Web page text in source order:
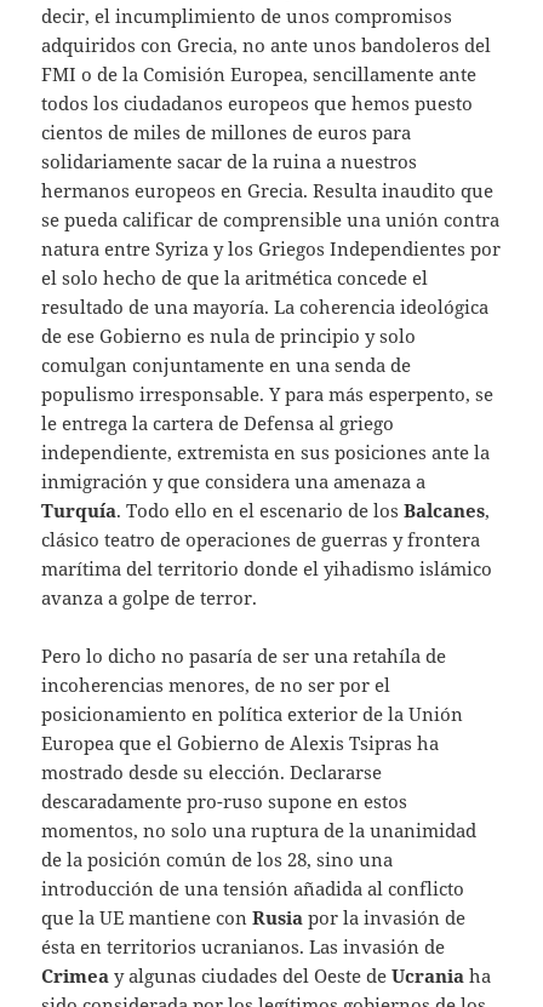
decir, el incumplimiento de unos compromisos
adquiridos con Grecia, no ante unos bandoleros del
FMI o de la Comisión Europea, sencillamente ante
todos los ciudadanos europeos que hemos puesto
cientos de miles de millones de euros para
solidariamente sacar de la ruina a nuestros
hermanos europeos en Grecia. Resulta inaudito que
se pueda calificar de comprensible una unión contra
natura entre Syriza y los Griegos Independientes por
el solo hecho de que la aritmética concede el
resultado de una mayoría. La coherencia ideológica
de ese Gobierno es nula de principio y solo
comulgan conjuntamente en una senda de
populismo irresponsable. Y para más esperpento, se
le entrega la cartera de Defensa al griego
independiente, extremista en sus posiciones ante la
inmigración y que considera una amenaza a
Turquía. Todo ello en el escenario de losBalcanes,
clásico teatro de operaciones de guerras y frontera
marítima del territorio donde el yihadismo islámico
avanza a golpe de terror.
Pero lo dicho no pasaría de ser una retahíla de
incoherencias menores, de no ser por el
posicionamiento en política exterior de la Unión
Europea que el Gobierno de Alexis Tsipras ha
mostrado desde su elección. Declararse
descaradamente pro-ruso supone en estos
momentos, no solo una ruptura de la unanimidad
de la posición común de los 28, sino una
introducción de una tensión añadida al conflicto
que la UE mantiene conRusia por la invasión de
ésta en territorios ucranianos. Las invasión de
Crimea y algunas ciudades del Oeste deUcrania ha